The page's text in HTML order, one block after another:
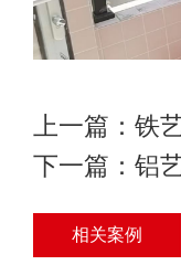
上一篇： 铁
下一篇： 铝
相关案例